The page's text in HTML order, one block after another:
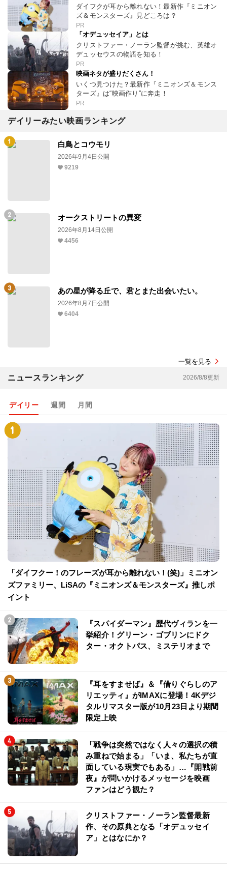
ダイフクが耳から離れない！最新作『ミニオン
ズ＆モンスターズ』見どころは？
PR
「オデュッセイア」とは
クリストファー・ノーラン監督が挑む、英雄オ
デュッセウスの物語を知る！
PR
映画ネタが盛りだくさん！
いくつ見つけた？最新作『ミニオンズ＆モンス
ターズ』は“映画作り”に奔走！
PR
デイリーみたい映画ランキング
白鳥とコウモリ
2026年9月4日公開
9219
オークストリートの異変
2026年8月14日公開
4456
あの星が降る丘で、君とまた出会いたい。
2026年8月7日公開
6404
一覧を見る
ニュースランキング 2026/8/8更新
デイリー 週間 月間
「ダイフクー！のフレーズが耳から離れない！(笑)」ミニオン
ズファミリー、LiSAの『ミニオンズ＆モンスターズ』推しポ
イント
『スパイダーマン』歴代ヴィランを一
挙紹介！グリーン・ゴブリンにドク
ター・オクトパス、ミステリオまで
『耳をすませば』＆『借りぐらしのア
リエッティ』がIMAXに登場！4Kデジ
タルリマスター版が10月23日より期間
限定上映
「戦争は突然ではなく人々の選択の積
み重ねで始まる」「いま、私たちが直
面している現実でもある」…『開戦前
夜』が問いかけるメッセージを映画
ファンはどう観た？
クリストファー・ノーラン監督最新
作、その原典となる「オデュッセイ
ア」とはなにか？